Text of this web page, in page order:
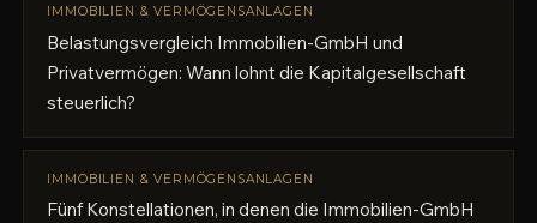
IMMOBILIEN & VERMÖGENSANLAGEN
Belastungsvergleich Immobilien-GmbH und
Privatvermögen: Wann lohnt die Kapitalgesellschaft
steuerlich?
IMMOBILIEN & VERMÖGENSANLAGEN
Fünf Konstellationen, in denen die Immobilien-GmbH